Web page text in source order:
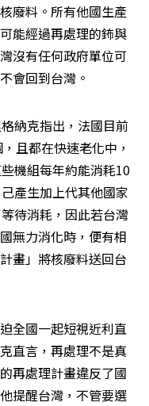
廢料。所有他國生產
能經過再處理的鈽與
沒有任何政府單位可
會回到台灣。
納克指出，法國目前
且都在快速老化中，
機組每年約能消耗10
產生加上代其他國家
待消耗，因此若台灣
無力消化時，便有相
畫」將核廢料送回台
全國一起短視近利直
直言，再處理不是真
再處理計畫違反了國
提醒台灣，不管要選